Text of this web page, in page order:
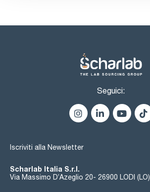
Seguici:
Iscriviti alla Newsletter
Scharlab Italia S.r.l.
Via Massimo D’Azeglio 20- 26900 LODI (LO)